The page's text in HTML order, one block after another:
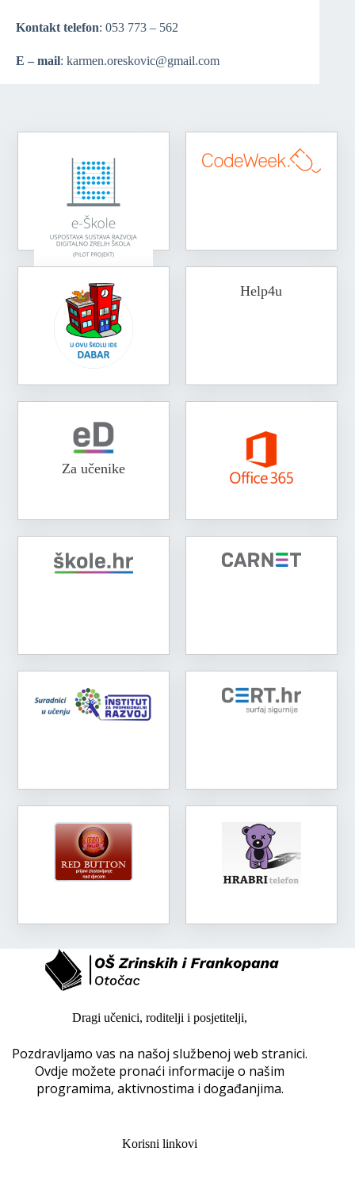
Kontakt telefon: 053 773 – 562
E – mail: karmen.oreskovic@gmail.com
Help4u
Za učenike
Dragi učenici, roditelji i posjetitelji,
Pozdravljamo vas na našoj službenoj web stranici.
Ovdje možete pronaći informacije o našim
programima, aktivnostima i događanjima.
Korisni linkovi